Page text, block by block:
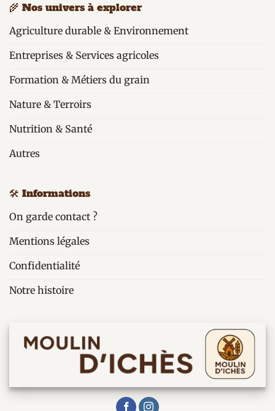
🌾 Nos univers à explorer
Agriculture durable & Environnement
Entreprises & Services agricoles
Formation & Métiers du grain
Nature & Terroirs
Nutrition & Santé
Autres
🛠️ Informations
On garde contact ?
Mentions légales
Confidentialité
Notre histoire